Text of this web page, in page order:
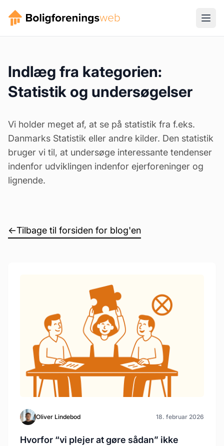
Indlæg fra kategorien:
Statistik og undersøgelser
Vi holder meget af, at se på statistik fra f.eks.
Danmarks Statistik eller andre kilder. Den statistik
bruger vi til, at undersøge interessante tendenser
indenfor udviklingen indenfor ejerforeninger og
lignende.
←Tilbage til forsiden for blog'en
Oliver Lindebod 18. februar 2026
Hvorfor “vi plejer at gøre sådan” ikke